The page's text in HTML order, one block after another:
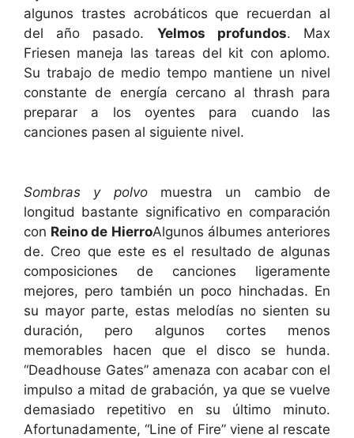
algunos trastes acrobáticos que recuerdan al
del año pasado. Yelmos profundos. Max
Friesen maneja las tareas del kit con aplomo.
Su trabajo de medio tempo mantiene un nivel
constante de energía cercano al thrash para
preparar a los oyentes para cuando las
canciones pasen al siguiente nivel.
Sombras y polvomuestra un cambio de
longitud bastante significativo en comparación
con Reino de HierroAlgunos álbumes anteriores
de. Creo que este es el resultado de algunas
composiciones de canciones ligeramente
mejores, pero también un poco hinchadas. En
su mayor parte, estas melodías no sienten su
duración, pero algunos cortes menos
memorables hacen que el disco se hunda.
“Deadhouse Gates” amenaza con acabar con el
impulso a mitad de grabación, ya que se vuelve
demasiado repetitivo en su último minuto.
Afortunadamente, “Line of Fire” viene al rescate